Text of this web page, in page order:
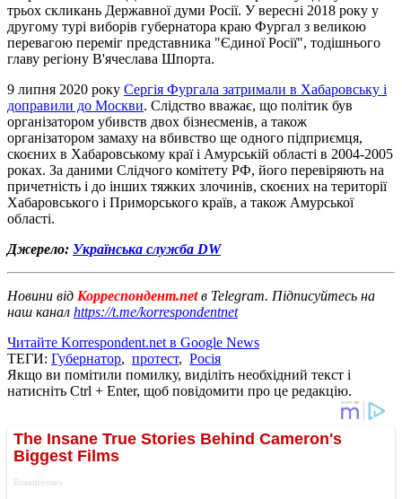
трьох скликань Державної думи Росії. У вересні 2018 року у
другому турі виборів губернатора краю Фургал з великою
перевагою переміг представника "Єдиної Росії", тодішнього
главу регіону В'ячеслава Шпорта.
9 липня 2020 року Сергія Фургала затримали в Хабаровську і
доправили до Москви. Слідство вважає, що політик був
організатором убивств двох бізнесменів, а також
організатором замаху на вбивство ще одного підприємця,
скоєних в Хабаровському краї і Амурській області в 2004-2005
роках. За даними Слідчого комітету РФ, його перевіряють на
причетність і до інших тяжких злочинів, скоєних на території
Хабаровського і Приморського країв, а також Амурської
області.
Джерело: Українська служба DW
Новини від Корреспондент.netв Telegram. Підписуйтесь на
наш канал https://t.me/korrespondentnet
Читайте Korrespondent.net в Google News
ТЕГИ: Губернатор, протест, Росія
Якщо ви помітили помилку, виділіть необхідний текст і
натисніть Ctrl + Enter, щоб повідомити про це редакцію.